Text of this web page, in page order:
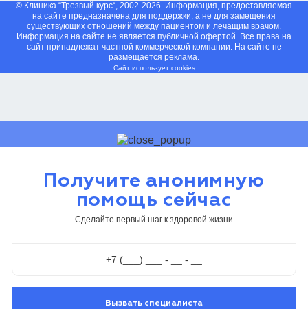
© Клиника “Трезвый курс“, 2002-2026. Информация, предоставляемая
на сайте предназначена для поддержки, а не для замещения
существующих отношений между пациентом и лечащим врачом.
Информация на сайте не является публичной офертой. Все права на
сайт принадлежат частной коммерческой компании. На сайте не
размещается реклама.
Сайт использует cookies
Получите анонимную
помощь сейчас
Сделайте первый шаг к здоровой жизни
Вызвать специалиста